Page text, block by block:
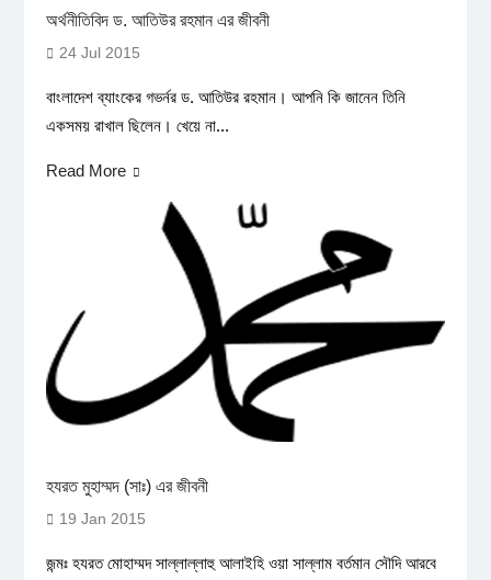
অর্থনীতিবিদ ড. আতিউর রহমান এর জীবনী
24 Jul 2015
বাংলাদেশ ব্যাংকের গভর্নর ড. আতিউর রহমান। আপনি কি জানেন তিনি
একসময় রাখাল ছিলেন। খেয়ে না...
Read More
হযরত মুহাম্মদ (সাঃ) এর জীবনী
19 Jan 2015
জন্মঃ হযরত মোহাম্মদ সাল্লাল্লাহু আলাইহি ওয়া সাল্লাম বর্তমান সৌদি আরবে